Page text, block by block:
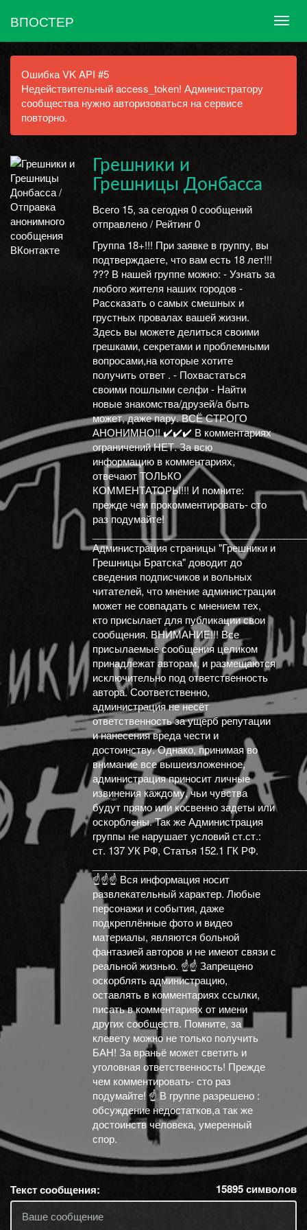
ВПОСТЕР
Ошибка VK API #5
Недействительный access_token! Администратору
сообщества нужно авторизоваться на сервисе
повторно.
Грешники и
Грешницы Донбасса
Всего 15, за сегодня 0 сообщений
отправлено / Рейтинг 0
Группа 18+!!! При заявке в группу, вы
подтверждаете, что вам есть 18 лет!!!
??? В нашей группе можно: - Узнать за
любого жителя наших городов -
Рассказать о самых смешных и
грустных провалах вашей жизни.
Здесь вы можете делиться своими
грешками, секретами и проблемными
вопросами,на которые хотите
получить ответ . - Похвастаться
своими пошлыми селфи - Найти
новые знакомства/друзей/а быть
может, даже пару. ВСЁ СТРОГО
АНОНИМНО!! ✔️✔️✔️ В комментариях
ограничений НЕТ. За всю
информацию в комментариях,
отвечают ТОЛЬКО
КОММЕНТАТОРЫ!!! И помните:
прежде чем прокомментировать- сто
раз подумайте!
Администрация страницы "Грешники и
Грешницы Братска" доводит до
сведения подписчиков и вольных
читателей, что мнение администрации
может не совпадать с мнением тех,
кто присылает для публикации свои
сообщения. ВНИМАНИЕ!!! Все
присылаемые сообщения целиком
принадлежат авторам, и размещаются
исключительно под ответственность
автора. Соответственно,
администрация не несёт
ответственность за ущерб репутации
и нанесения вреда чести и
достоинству. Однако, принимая во
внимание все вышеизложенное,
администрация приносит личные
извинения каждому, чьи чувства
будут прямо или косвенно задеты или
оскорблены. Так же Администрация
группы не нарушает условий ст.ст.:
ст. 137 УК РФ, Статья 152.1 ГК РФ.
☝️☝️☝️ Вся информация носит
развлекательный характер. Любые
персонажи и события, даже
подкреплённые фото и видео
материалы, являются больной
фантазией авторов и не имеют связи с
реальной жизнью. ☝️☝️ Запрещено
оскорблять администрацию,
оставлять в комментариях ссылки,
писать в комментариях от имени
других сообществ. Помните, за
клевету можно не только получить
БАН! За враньё может светить и
уголовная ответственность! Прежде
чем комментировать- сто раз
подумайте! ☝️ В группе разрешено :
обсуждение недостатков,а так же
достоинств человека, умеренный
спор.
Текст сообщения: 15895символов